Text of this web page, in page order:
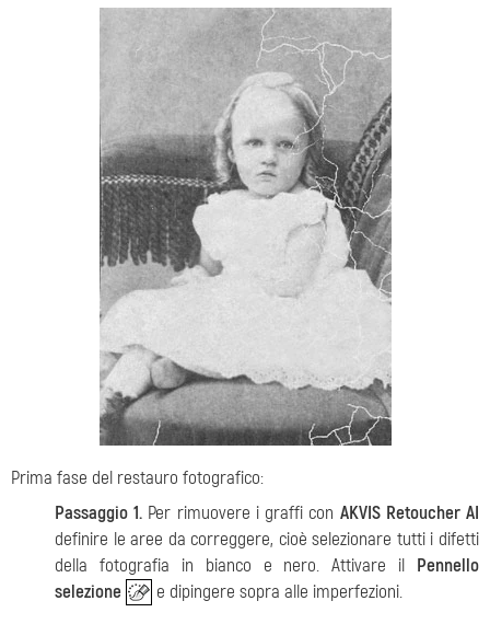
Prima fase del restauro fotografico:
Passaggio 1. Per rimuovere i graffi con AKVIS Retoucher AI
definire le aree da correggere, cioè selezionare tutti i difetti
della fotografia in bianco e nero. Attivare il Pennello
selezione
e dipingere sopra alle imperfezioni.